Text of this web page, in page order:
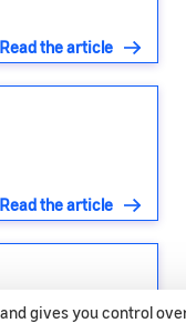
gives you control
Read the article
Read the article